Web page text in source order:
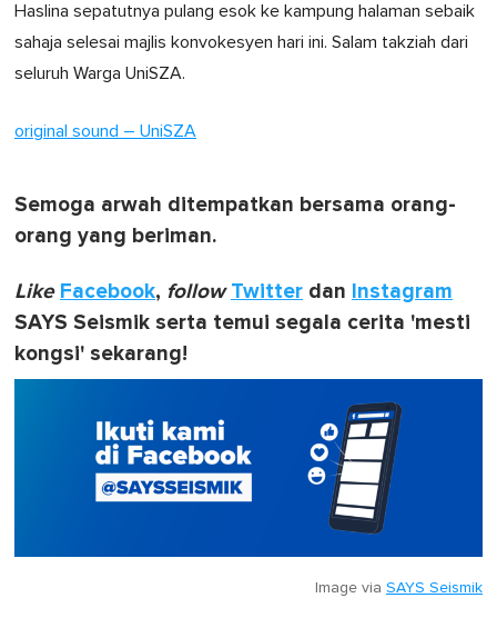
Haslina sepatutnya pulang esok ke kampung halaman sebaik
sahaja selesai majlis konvokesyen hari ini. Salam takziah dari
seluruh Warga UniSZA.
original sound – UniSZA
Semoga arwah ditempatkan bersama orang-
orang yang beriman.
Like Facebook, follow Twitter dan Instagram
SAYS Seismik serta temui segala cerita 'mesti
kongsi' sekarang!
Image via SAYS Seismik